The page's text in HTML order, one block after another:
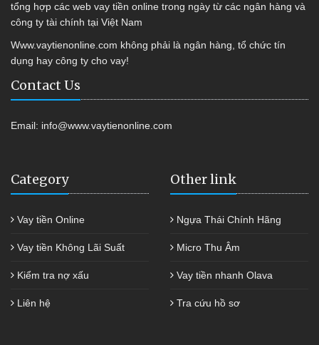
tổng hợp các web vay tiền online trong ngày từ các ngân hàng và
công ty tài chính tại Việt Nam
Www.vaytienonline.com không phải là ngân hàng, tổ chức tín
dụng hay công ty cho vay!
Contact Us
Email: info@www.vaytienonline.com
Category
Vay tiền Online
Vay tiền Không Lãi Suất
Kiểm tra nợ xấu
Liên hệ
Other link
Ngựa Thái Chính Hãng
Micro Thu Âm
Vay tiền nhanh Olava
Tra cứu hồ sơ